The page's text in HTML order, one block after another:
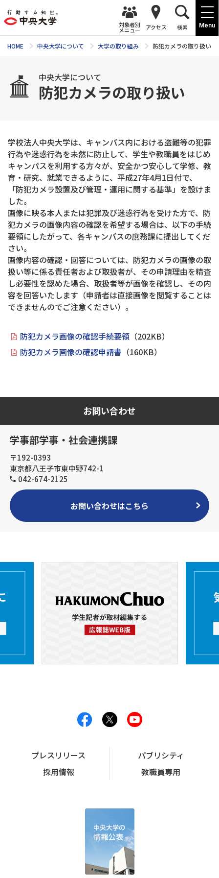
Menu
対象者別
メニュー アクセス 検索
HOME 中央大学について 大学の取り組み 防犯カメラの取り扱い
中央大学について
防犯カメラの取り扱い
学校法人中央大学は、キャンパス内における盗難等の犯罪
行為や迷惑行為を未然に防止して、学生や教職員をはじめ
キャンパスを利用する方々が、安全かつ安心して学修、教
育・研究、就業できるように、平成27年4月1日付で、
「防犯カメラ設置及び管理・運用に関する基準」を設けま
した。
画像に映る本人または犯罪及び迷惑行為を受けた方で、防
犯カメラの画像内容の確認を希望する場合は、以下の手続
要領にしたがって、各キャンパスの庶務課に提出してくだ
さい。
画像内容の確認・回答については、防犯カメラの画像の取
扱い等に係る責任者および取扱者が、その申請理由を精査
し必要性を認めた場合、取扱者等が画像を確認し、その内
容を回答いたします（申請者は直接画像を閲覧することは
できませんのでご注意ください）。
防犯カメラ画像の確認手続要領 （202KB）
防犯カメラ画像の確認申請書 （160KB）
お問い合わせ
学事部学事・社会連携課
〒192-0393
東京都八王子市東中野742-1
042-674-2125
お問い合わせはこちら
プレスリリース
パブリシティ
採用情報
教職員専用